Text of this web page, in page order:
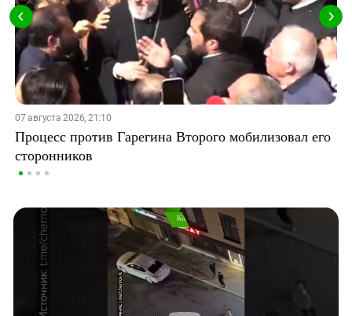
07 августа 2026, 21:10
Процесс против Гарегина Второго мобилизовал его
сторонников